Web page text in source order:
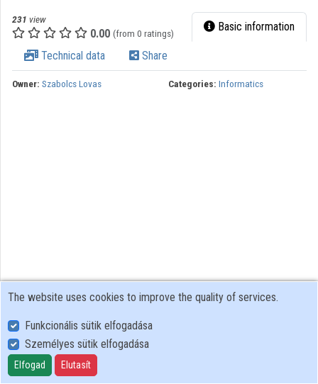
Appearance:
231 view
0.00 (from 0 ratings) Basic information
Technical data Share
Owner: Szabolcs Lovas Categories: Informatics
User Policy
Adatkezelési tájékoztató (en)
Cookie Policy
The website uses cookies to improve the quality of services.
Funkcionális sütik elfogadása
Személyes sütik elfogadása
Elfogad Elutasít